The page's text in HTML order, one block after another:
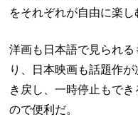
をそれぞれが自由に楽し
洋画も日本語で見られ
り、日本映画も話題作
き戻し、一時停止もで
ので便利だ。